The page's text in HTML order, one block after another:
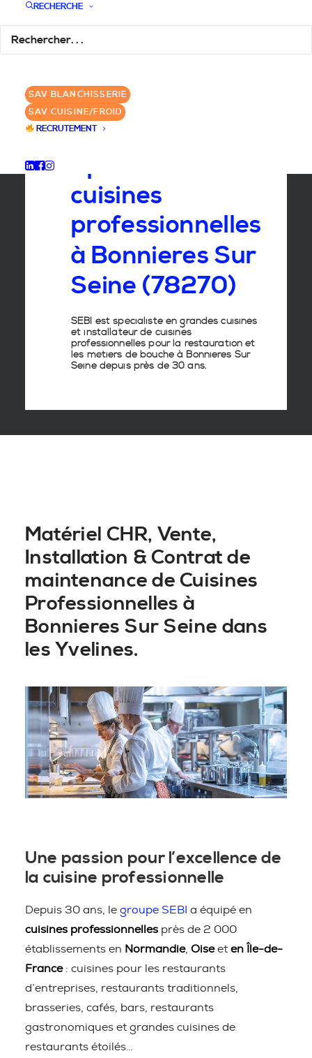
RECHERCHE
SAV BLANCHISSERIE
SAV CUISINE/FROID
RECRUTEMENT
✆ 09 78 083 083
GROUPE SEBI
Spécialiste
cuisines
professionnelles
à Bonnieres Sur
Seine (78270)
SEBI est spécialiste en grandes cuisines
et installateur de cuisines
professionnelles pour la restauration et
les métiers de bouche à Bonnieres Sur
Seine depuis près de 30 ans.
Matériel CHR, Vente,
Installation & Contrat de
maintenance de Cuisines
Professionnelles à
Bonnieres Sur Seine dans
les Yvelines.
Une passion pour l’excellence de
la cuisine professionnelle
Depuis 30 ans, le groupe SEBI a équipé en
cuisines professionnelles près de 2 000
établissements en Normandie, Oiseet en Île-de-
France: cuisines pour les restaurants
d’entreprises, restaurants traditionnels,
brasseries, cafés, bars, restaurants
gastronomiques et grandes cuisines de
restaurants étoilés…